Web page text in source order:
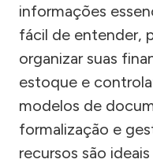
informações
fácil de entender,
organizar suas
estoque e
modelos de
formalização e
recursos são